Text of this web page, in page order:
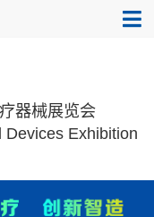
器械展览会
Devices Exhibition